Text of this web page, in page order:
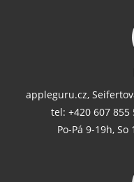
appleguru.cz,
tel: +420 607 855
Po-Pá 9-19h,